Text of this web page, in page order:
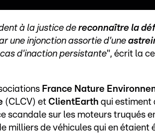
à la justice de reconnaître la
une injonction assortie d'une
d'inaction persistante", écrit la
France Nature
(CLCV) et ClientEarth qui estiment
scandale sur les moteurs truqués
milliers de véhicules qui en étaient